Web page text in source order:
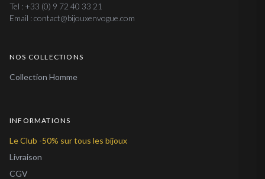
Tel : +33 (0) 9 72 40 33 21
Email : contact@bijouxenvogue.com
NOS COLLECTIONS
Collection Homme
INFORMATIONS
Le Club -50% sur tous les bijoux
Livraison
CGV